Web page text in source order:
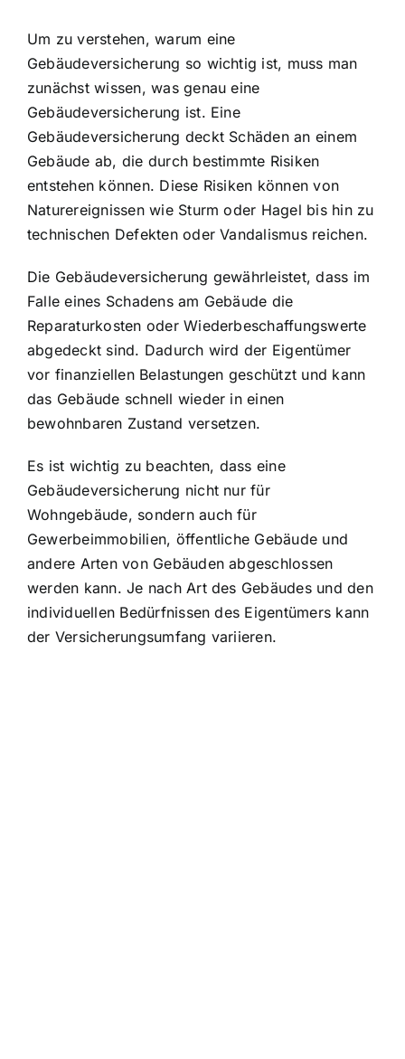
Um zu verstehen, warum eine
Gebäudeversicherung so wichtig ist, muss man
zunächst wissen, was genau eine
Gebäudeversicherung ist. Eine
Gebäudeversicherung deckt Schäden an einem
Gebäude ab, die durch bestimmte Risiken
entstehen können. Diese Risiken können von
Naturereignissen wie Sturm oder Hagel bis hin zu
technischen Defekten oder Vandalismus reichen.
Die Gebäudeversicherung gewährleistet, dass im
Falle eines Schadens am Gebäude die
Reparaturkosten oder Wiederbeschaffungswerte
abgedeckt sind. Dadurch wird der Eigentümer
vor finanziellen Belastungen geschützt und kann
das Gebäude schnell wieder in einen
bewohnbaren Zustand versetzen.
Es ist wichtig zu beachten, dass eine
Gebäudeversicherung nicht nur für
Wohngebäude, sondern auch für
Gewerbeimmobilien, öffentliche Gebäude und
andere Arten von Gebäuden abgeschlossen
werden kann. Je nach Art des Gebäudes und den
individuellen Bedürfnissen des Eigentümers kann
der Versicherungsumfang variieren.